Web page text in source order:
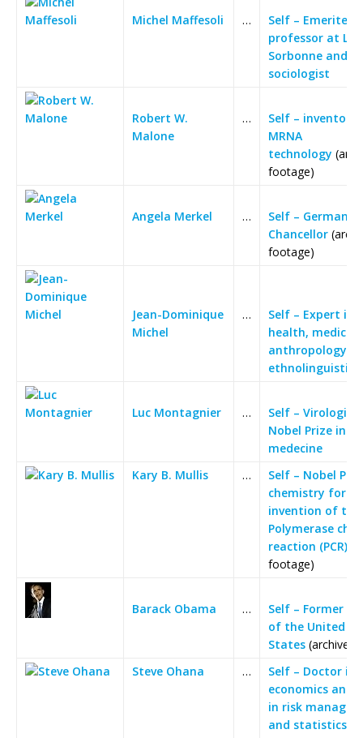
Michel Maffesoli …
Self – Emerite
professor at La
Sorbonne and
sociologist
Robert W.
Malone
…
Self – inventor
MRNA
technology
footage)
Angela Merkel …
Self – German
Chancellor
footage)
Jean-Dominique
Michel
…
Self – Expert in
health, medical
anthropology
ethnolinguistics
Luc Montagnier …
Self – Virologist
Nobel Prize in
medecine
Kary B. Mullis
…
Self – Nobel
chemistry for
invention of the
Polymerase
reaction (PCR)
footage)
Barack Obama …
Self – Former
of the United
States (archive
Steve Ohana
…
Self – Doctor in
economics and
in risk
and statistics